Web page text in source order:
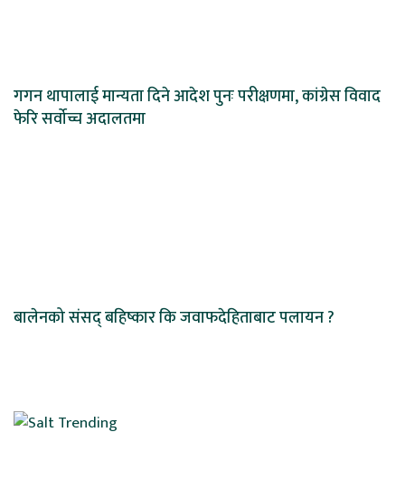
गगन थापालाई मान्यता दिने आदेश पुनः परीक्षणमा, कांग्रेस विवाद
फेरि सर्वोच्च अदालतमा
बालेनको संसद् बहिष्कार कि जवाफदेहिताबाट पलायन ?